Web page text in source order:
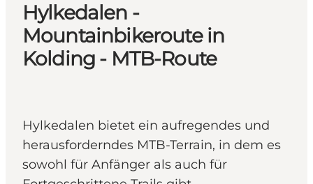
Hylkedalen -
Mountainbikeroute in
Kolding - MTB-Route
Hylkedalen bietet ein aufregendes und
herausforderndes MTB-Terrain, in dem es
sowohl für Anfänger als auch für